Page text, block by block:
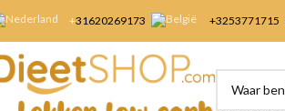
+31620269173 +3253771715